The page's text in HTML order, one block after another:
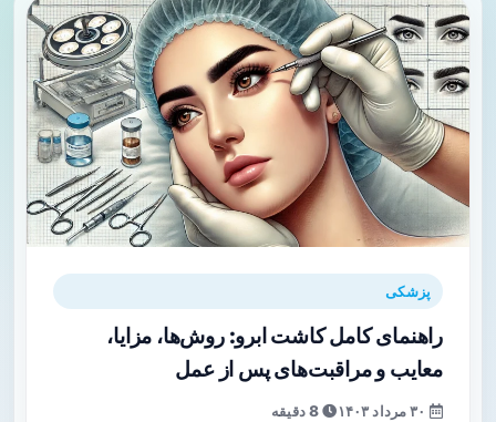
پزشکی
راهنمای کامل کاشت ابرو: روش‌ها، مزایا،
معایب و مراقبت‌های پس از عمل
8 دقیقه